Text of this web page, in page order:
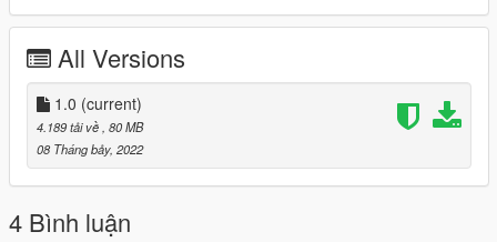
All Versions
1.0 (current)
4.189 tải về , 80 MB
08 Tháng bảy, 2022
4 Bình luận